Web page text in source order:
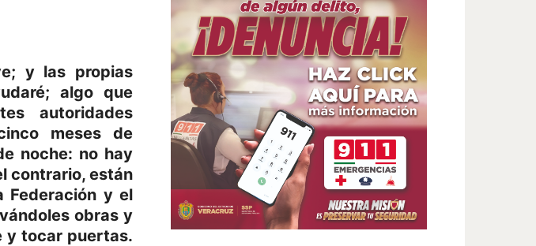
y las propias
algo que
autoridades
meses de
noche: no hay
contrario, están
Federación y el
obras y
y tocar puertas.